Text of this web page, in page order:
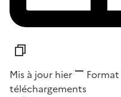
Mis à jour hier Format
téléchargements